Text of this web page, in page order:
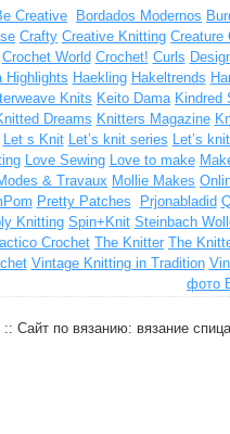
Creative Bordados Modernos
Crafty Creative Knitting Creature
Crochet World Crochet! Curls
Highlights Haekling Hakeltrends
Knits Keito Dama Kindred
Dreams Knitters Magazine
Let s Knit Let’s knit series Let’s
Love Sewing Love to make
& Travaux Mollie Makes
Pretty Patches Prjonabladid
Knitting Spin+Knit Steinbach
Crochet The Knitter The
Vintage Knitting in Tradition
:: Сайт по вязанию: вязание